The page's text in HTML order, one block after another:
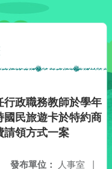
政職務教師於學年
民旅遊卡於特約商
請領方式一案
發布單位： 人事室 |